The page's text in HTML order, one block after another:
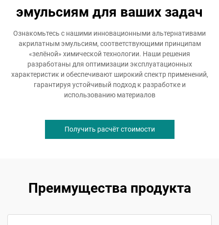
эмульсиям для ваших задач
Ознакомьтесь с нашими инновационными альтернативами
акрилатным эмульсиям, соответствующими принципам
«зелёной» химической технологии. Наши решения
разработаны для оптимизации эксплуатационных
характеристик и обеспечивают широкий спектр применений,
гарантируя устойчивый подход к разработке и
использованию материалов
Получить расчёт стоимости
Преимущества продукта